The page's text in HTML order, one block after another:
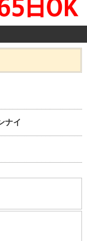
ナイ